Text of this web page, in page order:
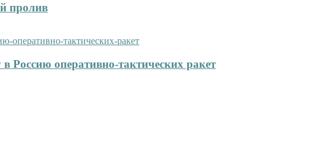
пролив
Россию оперативно-тактических ракет